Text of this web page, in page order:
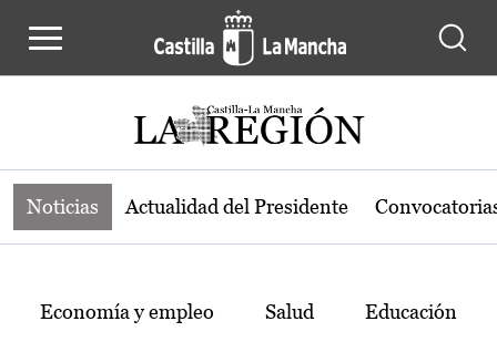
Noticias de la región de Castilla-La
Noticias Actualidad del Presidente
Temas
Economía y empleo Salud Educación